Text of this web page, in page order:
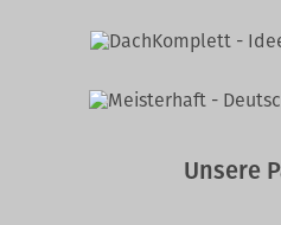
Unsere